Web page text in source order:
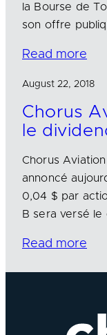
la Bourse de
son offre
Read more
August 22, 2018
Chorus
le
Chorus
annoncé
0,04 $ par
B sera versé le
Read more